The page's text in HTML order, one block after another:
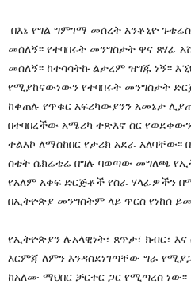
በእኔ የግል ግምገማ መሰረት አንቶኒዮ
መሰለኝ፡፡ የተባበሩት መንግስታት ዋና ጸሃፊ
መሰለኝ፡፡ ከተሳሳትኩ ልታረም ዝግጁ ነኝ፡፡
የሚያከናውነውን የተባበሩት መንግስታት
ከቀጠሉ የጥቁር አፍሪካውያንን አመኔታ
በተባበረችው አሜሪካ ተጽእኖ ስር
ተልእኮ ለማስከበር የታሪክ አደራ አለባቸው፡፡
ስቴት ሴክሬቴሬ በግሉ ባወጣው መግለጫ
የአለም አቀፍ ድርጅቶች የስራ ሃላፊዎችን
በኢትዮጵያ መንግስትም ላይ ጥርስ የነከሰ
የኢትዮጵያን ሉአላዊነት፣ ጸጥታ፣ ክብር፣
እርምጃ ለምን እንዳስደነገጣቸው ግራ
ከአለሙ ማህበር ቻርተር ጋር የሚጣረስ ነው፡፡